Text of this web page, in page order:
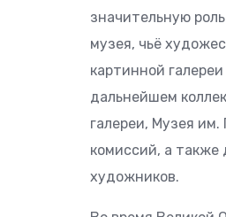
значительную
музея, чьё
картинной
дальнейшем
галереи, Музея
комиссий, а также
художников.